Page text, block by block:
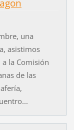
una
asistimos
la Comisión
de las